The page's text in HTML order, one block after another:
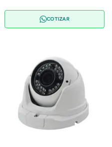
COTIZAR